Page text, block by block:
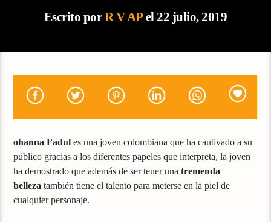
Escrito porR V APel 22 julio, 2019
ohanna Fadules una joven colombiana que ha cautivado a su
público gracias a los diferentes papeles que interpreta, la joven
ha demostrado que además de ser tener unatremenda
bellezatambién tiene el talento para meterse en la piel de
cualquier personaje.